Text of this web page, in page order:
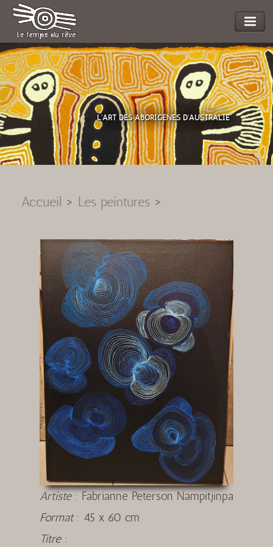
L'ART DES ABORIGENES D'AUSTRALIE
Accueil > Les peintures >
Artiste: Fabrianne Peterson Nampitjinpa
Format: 45 x 60 cm
Titre: